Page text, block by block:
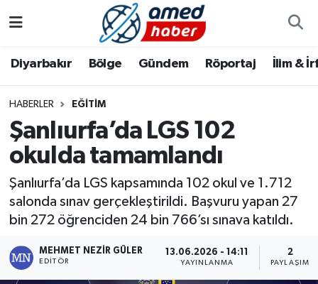
Diyarbakır Bölge Gündem Röportaj İlim &
HABERLER EĞITIM
Şanlıurfa’da LGS 102
okulda tamamlandı
Şanlıurfa’da LGS kapsamında 102 okul ve 1.712
salonda sınav gerçekleştirildi. Başvuru yapan 27
bin 272 öğrenciden 24 bin 766’sı sınava katıldı.
MEHMET NEZIR GÜLER
EDITÖR
13.06.2026 - 14:11
YAYINLANMA
2
PAYLAŞIM
Bölge
Röportaj
Foto Galeri
Yazarlar
Aile
Asayiş
Bilim & Teknoloji
Bölge
Diyarbakır Hava Durumu
Diyarbakır Namaz Vakitleri
Diyarbakır Trafik Yoğunluk Haritası
Süper Lig Puan Durumu ve Fikstür